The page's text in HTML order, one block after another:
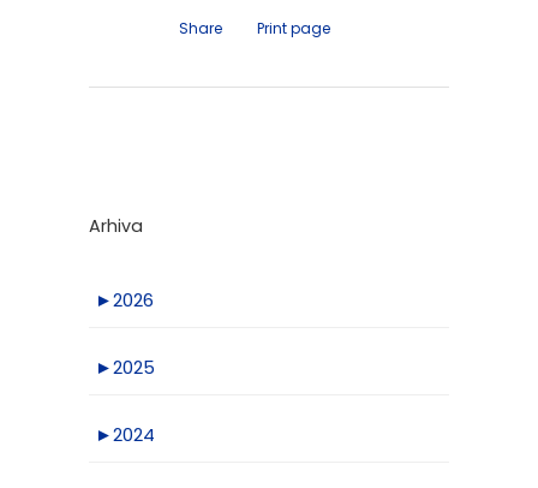
Share Print page
Arhiva
►2026
►2025
►2024